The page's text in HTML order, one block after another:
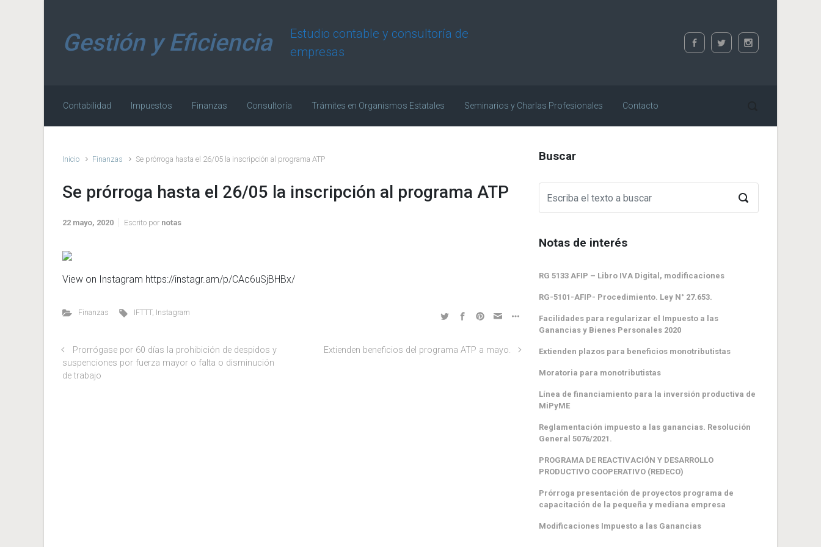
Gestión y Eficiencia
Estudio contable y consultoría de
empresas
Contabilidad Impuestos Finanzas Consultoría Trámites en Organismos Estatales Seminarios y Charlas Profesionales Contacto
Inicio Finanzas Se prórroga hasta el 26/05 la inscripción al programa ATP
Se prórroga hasta el 26/05 la inscripción al programa ATP
22 mayo, 2020 Escrito por notas
View on Instagram https://instagr.am/p/CAc6uSjBHBx/
Finanzas IFTTT, Instagram
Prorrógase por 60 días la prohibición de despidos y
suspenciones por fuerza mayor o falta o disminución
de trabajo
Extienden beneficios del programa ATP a mayo.
Buscar
Notas de interés
RG 5133 AFIP – Libro IVA Digital, modificaciones
RG-5101-AFIP- Procedimiento. Ley N° 27.653.
Facilidades para regularizar el Impuesto a las
Ganancias y Bienes Personales 2020
Extienden plazos para beneficios monotributistas
Moratoria para monotributistas
Línea de financiamiento para la inversión productiva de
MiPyME
Reglamentación impuesto a las ganancias. Resolución
General 5076/2021.
PROGRAMA DE REACTIVACIÓN Y DESARROLLO
PRODUCTIVO COOPERATIVO (REDECO)
Prórroga presentación de proyectos programa de
capacitación de la pequeña y mediana empresa
Modificaciones Impuesto a las Ganancias